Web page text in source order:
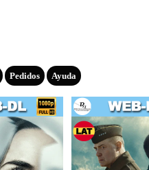
Pedidos Ayuda